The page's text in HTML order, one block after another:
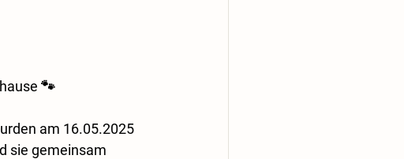
🐾
am 16.05.2025
sie gemeinsam